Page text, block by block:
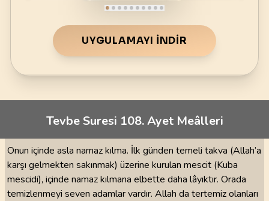
UYGULAMAYI İNDIR
Tevbe Suresi 108. Ayet Meâlleri
Onun içinde asla namaz kılma. İlk günden temeli takva (Allah’a
karşı gelmekten sakınmak) üzerine kurulan mescit (Kuba
mescidi), içinde namaz kılmana elbette daha lâyıktır. Orada
temizlenmeyi seven adamlar vardır. Allah da tertemiz olanları